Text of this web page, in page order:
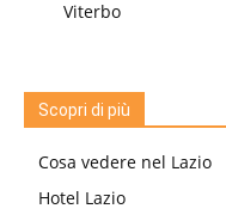
Viterbo
Scopri di più
Cosa vedere nel Lazio
Hotel Lazio